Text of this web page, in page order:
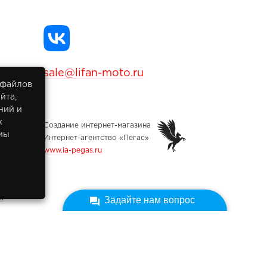
sale@lifan-moto.ru
Создание интернет-магазина
Интернет-агентство «Пегас»
www.ia-pegas.ru
Задайте нам вопрос
файлов
и